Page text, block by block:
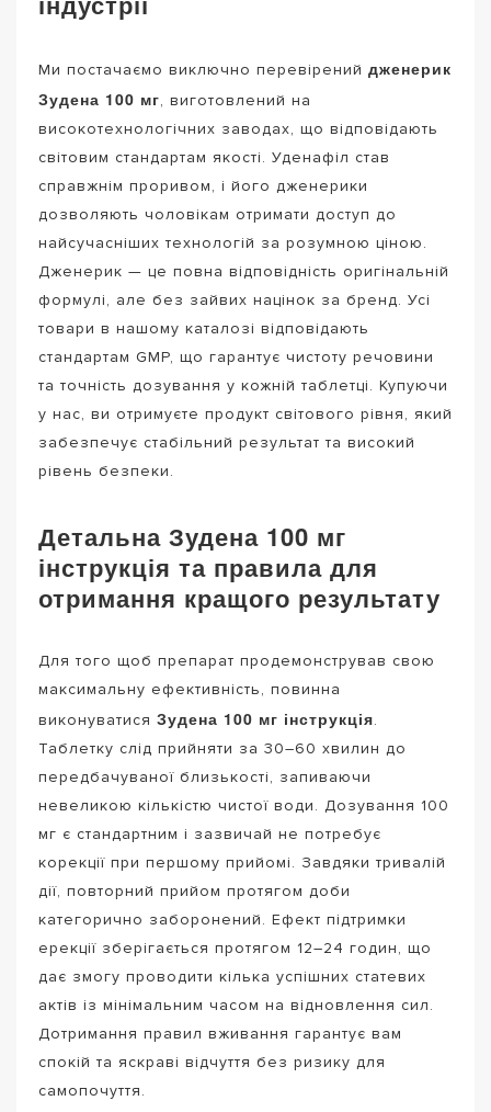
Ми постачаємо виключно перевірений дженерик
Зудена 100 мг, виготовлений на
високотехнологічних заводах, що відповідають
світовим стандартам якості. Уденафіл став
справжнім проривом, і його дженерики
дозволяють чоловікам отримати доступ до
найсучасніших технологій за розумною ціною.
Дженерик — це повна відповідність оригінальній
формулі, але без зайвих націнок за бренд. Усі
товари в нашому каталозі відповідають
стандартам GMP, що гарантує чистоту речовини
та точність дозування у кожній таблетці. Купуючи
у нас, ви отримуєте продукт світового рівня, який
забезпечує стабільний результат та високий
рівень безпеки.
Детальна Зудена 100 мг
інструкція та правила для
отримання кращого результату
Для того щоб препарат продемонстрував свою
максимальну ефективність, повинна
виконуватися Зудена 100 мг інструкція.
Таблетку слід прийняти за 30–60 хвилин до
передбачуваної близькості, запиваючи
невеликою кількістю чистої води. Дозування 100
мг є стандартним і зазвичай не потребує
корекції при першому прийомі. Завдяки тривалій
дії, повторний прийом протягом доби
категорично заборонений. Ефект підтримки
ерекції зберігається протягом 12–24 годин, що
дає змогу проводити кілька успішних статевих
актів із мінімальним часом на відновлення сил.
Дотримання правил вживання гарантує вам
спокій та яскраві відчуття без ризику для
самопочуття.